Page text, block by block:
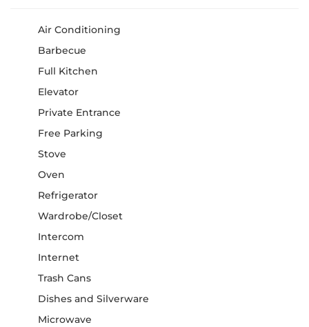
Air Conditioning
Barbecue
Full Kitchen
Elevator
Private Entrance
Free Parking
Stove
Oven
Refrigerator
Wardrobe/Closet
Intercom
Internet
Trash Cans
Dishes and Silverware
Microwave